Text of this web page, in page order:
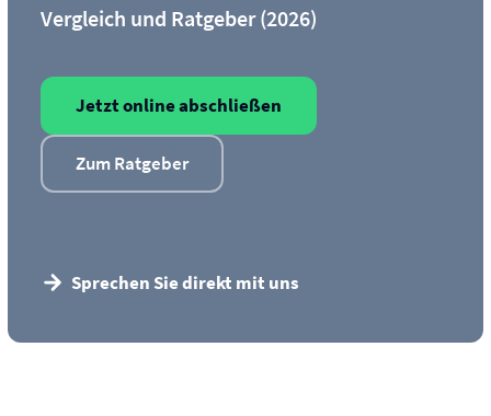
Vergleich und Ratgeber (2026)
Jetzt online abschließen
Zum Ratgeber
Sprechen Sie direkt mit uns